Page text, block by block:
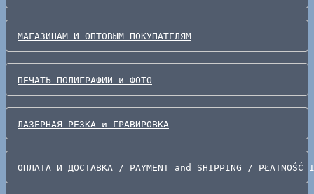
МАГАЗИНАМ И ОПТОВЫМ ПОКУПАТЕЛЯМ
ПЕЧАТЬ ПОЛИГРАФИИ и ФОТО
ЛАЗЕРНАЯ РЕЗКА и ГРАВИРОВКА
ОПЛАТА И ДОСТАВКА / PAYMENT and SHIPPING / PŁATNOŚĆ I